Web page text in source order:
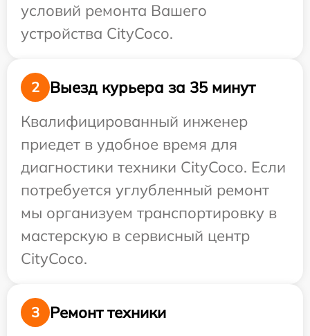
условий ремонта Вашего
устройства CityCoco.
2
Выезд курьера за 35 минут
Квалифицированный инженер
приедет в удобное время для
диагностики техники CityCoco. Если
потребуется углубленный ремонт
мы организуем транспортировку в
мастерскую в сервисный центр
CityCoco.
3
Ремонт техники